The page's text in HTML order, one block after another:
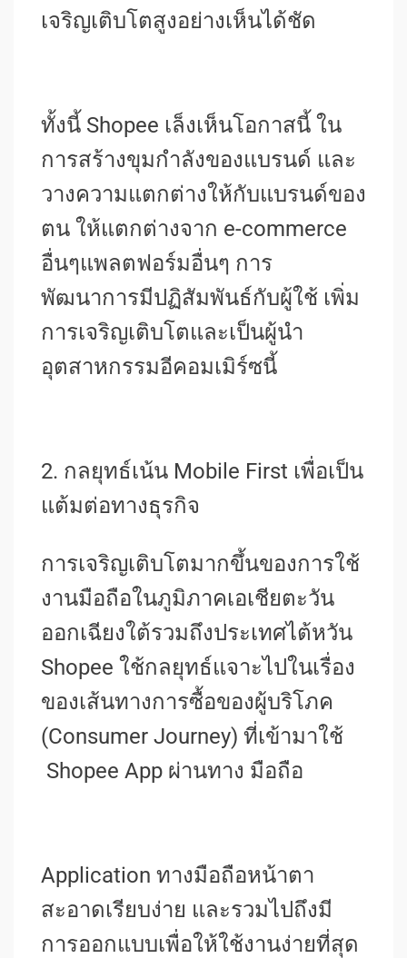
เจริญเติบโตสูงอย่างเห็นได้ชัด
ทั้งนี้ Shopee เล็งเห็นโอกาสนี้ ใน
การสร้างขุมกำลังของแบรนด์ และ
วางความแตกต่างให้กับแบรนด์ของ
ตน ให้แตกต่างจาก e-commerce
อื่นๆแพลตฟอร์มอื่นๆ การ
พัฒนาการมีปฏิสัมพันธ์กับผู้ใช้ เพิ่ม
การเจริญเติบโตและเป็นผู้นำ
อุตสาหกรรมอีคอมเมิร์ซนี้
2. กลยุทธ์เน้น Mobile First เพื่อเป็น
แต้มต่อทางธุรกิจ
การเจริญเติบโตมากขึ้นของการใช้
งานมือถือในภูมิภาคเอเชียตะวัน
ออกเฉียงใต้รวมถึงประเทศไต้หวัน
Shopee ใช้กลยุทธ์แจาะไปในเรื่อง
ของเส้นทางการซื้อของผู้บริโภค
(Consumer Journey) ที่เข้ามาใช้
Shopee App ผ่านทาง มือถือ
Application ทางมือถือหน้าตา
สะอาดเรียบง่าย และรวมไปถึงมี
การออกแบบเพื่อให้ใช้งานง่ายที่สุด